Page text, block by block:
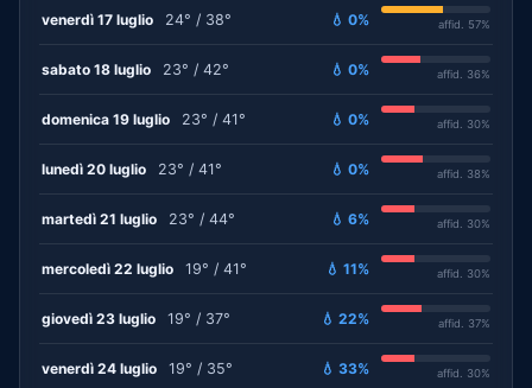
venerdì 17 luglio 24° / 38° 💧 0% affid. 57%
sabato 18 luglio 23° / 42° 💧 0% affid. 36%
domenica 19 luglio 23° / 41° 💧 0% affid. 30%
lunedì 20 luglio 23° / 41° 💧 0% affid. 38%
martedì 21 luglio 23° / 44° 💧 6% affid. 30%
mercoledì 22 luglio 19° / 41° 💧 11% affid. 30%
giovedì 23 luglio 19° / 37° 💧 22% affid. 37%
venerdì 24 luglio 19° / 35° 💧 33% affid. 30%